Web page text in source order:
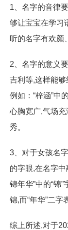
1、名字的音律
够让宝宝在学习
听的名字有欢颜
2、名字的意义
吉利等,这样能够
例如：“梓涵”中
心胸宽广,气场充
秀。
3、对于女孩名
的字眼,在名字
锦年华”中的“锦
锦,而“年华”二字
综上所述,对于